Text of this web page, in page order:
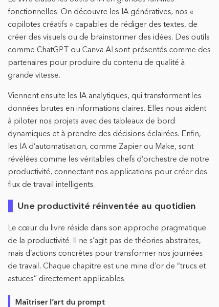
fonctionnelles. On découvre les IA génératives, nos «
copilotes créatifs » capables de rédiger des textes, de
créer des visuels ou de brainstormer des idées. Des outils
comme ChatGPT ou Canva AI sont présentés comme des
partenaires pour produire du contenu de qualité à
grande vitesse.
Viennent ensuite les IA analytiques, qui transforment les
données brutes en informations claires. Elles nous aident
à piloter nos projets avec des tableaux de bord
dynamiques et à prendre des décisions éclairées. Enfin,
les IA d’automatisation, comme Zapier ou Make, sont
révélées comme les véritables chefs d’orchestre de notre
productivité, connectant nos applications pour créer des
flux de travail intelligents.
Une productivité réinventée au quotidien
Le cœur du livre réside dans son approche pragmatique
de la productivité. Il ne s’agit pas de théories abstraites,
mais d’actions concrètes pour transformer nos journées
de travail. Chaque chapitre est une mine d’or de “trucs et
astuces” directement applicables.
Maîtriser l’art du prompt